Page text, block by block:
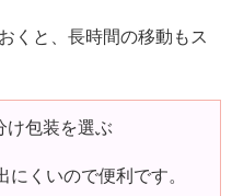
くと、長時間の移動もス
け包装を選ぶ
くいので便利です。